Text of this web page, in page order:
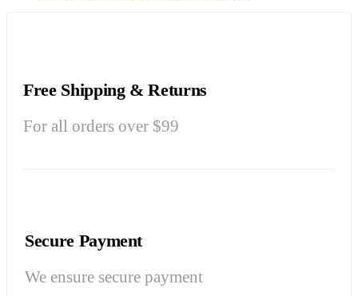
Free Shipping & Returns
For all orders over $99
Secure Payment
We ensure secure payment